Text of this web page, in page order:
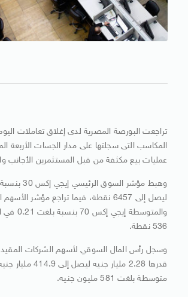
تراجعت البورصة المصرية لدى إغلاق تعاملات
المكاسب التى سجلتها على مدار الجسات الأربعة
عمليات بيع مكثفة من قبل المستثمرين الأجانب
ليصل إلى 6457 نقطة، فيما تراجع مؤشر
والمتوسطة
536 نقطة.
وسجل رأس المال السوقي لأسهم الشركات
قدرها 2.28 مليار جنيه
متوسطة بلغت 581 مليون جنيه.